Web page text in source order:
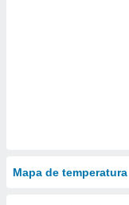
Mapa de temperatura